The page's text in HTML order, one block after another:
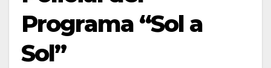
Programa “Sol a
Sol”